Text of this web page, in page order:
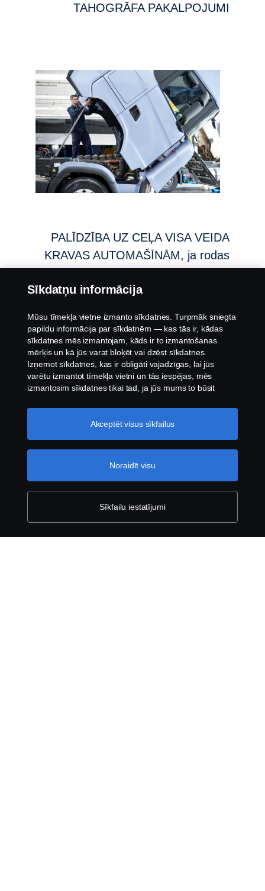
TAHOGRĀFA PAKALPOJUMI
PALĪDZĪBA UZ CEĻA VISA VEIDA
KRAVAS AUTOMAŠĪNĀM, ja rodas
neparedzētas problēmas, ir
pieejama visu diennakti. Jums jāveic
profesionālu darbnīcas koordinatoru,
kurš pārzina jūsu Scania produktus
un runā jūsu valodā.
Pakalpojumi
Sīkdatņu informācija
Mūsu tīmekļa vietne izmanto sīkdatnes. Turpmāk sniegta
papildu informācija par sīkdatnēm — kas tās ir, kādas
sīkdatnes mēs izmantojam, kāds ir to izmantošanas
mērķis un kā jūs varat bloķēt vai dzēst sīkdatnes.
Izņemot sīkdatnes, kas ir obligāti vajadzīgas, lai jūs
varētu izmantot tīmekļa vietni un tās iespējas, mēs
izmantosim sīkdatnes tikai tad, ja jūs mums to būsit
Sīkfailu iestatījumi
Noraidīt visu
Akceptēt visus sīkfailus